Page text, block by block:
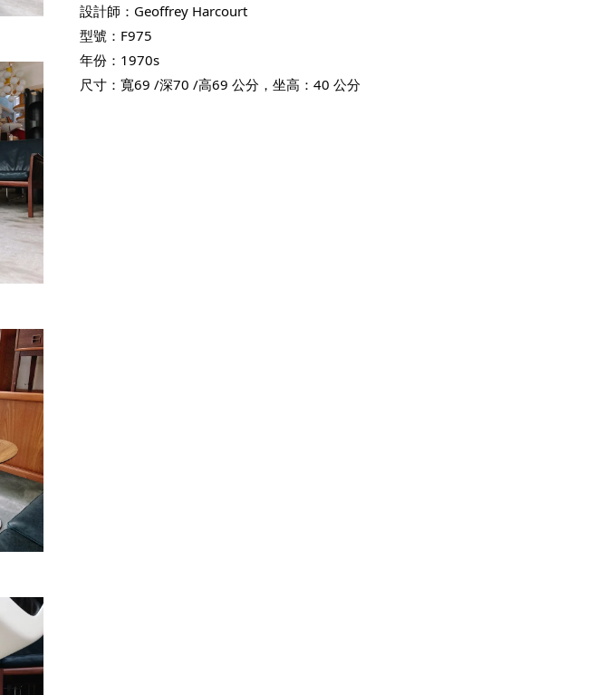
設計師：Geoffrey Harcourt
型號：F975
年份：1970s
尺寸：寬69 /深70 /高69 公分，坐高：40 公分